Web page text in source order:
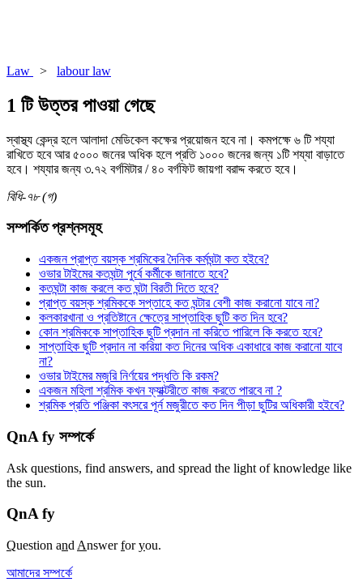
Law > labour law
1 টি উত্তর পাওয়া গেছে
স্বাস্থ্য কেন্দ্র হলে আলাদা মেডিকেল কক্ষের প্রয়োজন হবে না। কমপক্ষে ৬ টি শয্যা
রাখিতে হবে আর ৫০০০ জনের অধিক হলে প্রতি ১০০০ জনের জন্য ১টি শয্যা বাড়াতে
হবে। শয্যার জন্য ৩.৭২ বর্গমিটার / ৪০ বর্গফিট জায়গা বরাদ্দ করতে হবে।
বিধি-৭৮ (গ)
সম্পর্কিত প্রশ্নসমূহ
একজন প্রাপ্ত বয়স্ক শ্রমিকের দৈনিক কর্মঘন্টা কত হইবে?
ওভার টাইমের কতঘন্টা পুর্বে কর্মীকে জানাতে হবে?
কতঘন্টা কাজ করলে কত ঘন্টা বিরতী দিতে হবে?
প্রাপ্ত বয়স্ক শ্রমিককে সপ্তাহে কত ঘন্টার বেশী কাজ করানো যাবে না?
কলকারখানা ও প্রতিষ্টানে ক্ষেত্রে সাপ্তাহিক ছুটি কত দিন হবে?
কোন শ্রমিককে সাপ্তাহিক ছুটি প্রদান না করিতে পারিলে কি করতে হবে?
সাপ্তাহিক ছুটি প্রদান না করিয়া কত দিনের অধিক একাধারে কাজ করানো যাবে
না?
ওভার টাইমের মজুরি নির্ণয়ের পদ্ধতি কি রকম?
একজন মহিলা শ্রমিক কখন ফ্যাক্টরীতে কাজ করতে পারবে না ?
শ্রমিক প্রতি পঞ্জিকা বৎসরে পূর্ন মজুরীতে কত দিন পীড়া ছুটির অধিকারী হইবে?
QnA fy সম্পর্কে
Ask questions, find answers, and spread the light of knowledge like
the sun.
QnAfy
Question and Answerforyou.
আমাদের সম্পর্কে